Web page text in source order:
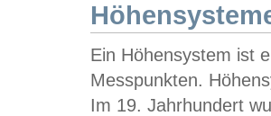
Ein Höhensystem ist
Messpunkten.
Im 19. Jahrhundert